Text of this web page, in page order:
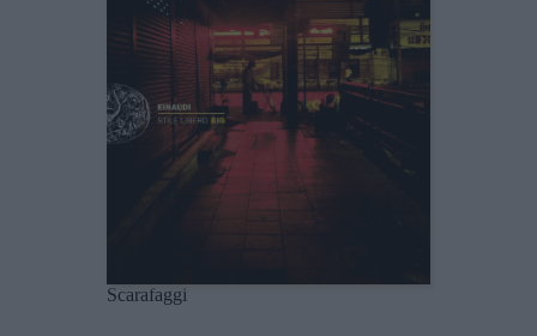
Scarafaggi